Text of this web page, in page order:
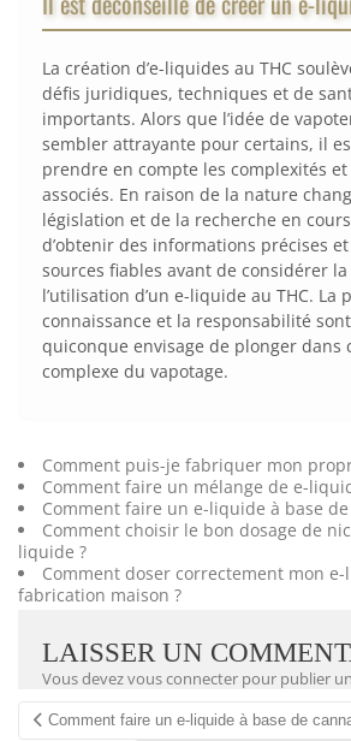
La création d’e-liquides au THC
défis juridiques, techniques et de
importants. Alors que l’idée de
sembler attrayante pour certains, il
prendre en compte les complexités
associés. En raison de la nature
législation et de la recherche en
d’obtenir des informations précises
sources fiables avant de considérer
l’utilisation d’un e-liquide au THC. La
connaissance et la responsabilité
quiconque envisage de plonger dans
complexe du vapotage.
Comment puis-je fabriquer mon
Comment faire un mélange de e-
Comment faire un e-liquide à base
Comment choisir le bon dosage de
liquide ?
Comment doser correctement mon
fabrication maison ?
LAISSER UN
Vous devezvous connecter pour publier
Navigation
Comment faire un e-liquide à base de